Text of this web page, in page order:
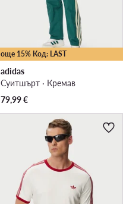
още 15% Код: LAST
adidas
Суитшърт · Кремав
79,99€